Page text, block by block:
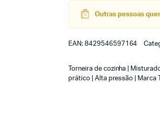
Outras pessoas
EAN: 8429546597164
Torneira de cozinha |
prático | Alta pressão | Marca